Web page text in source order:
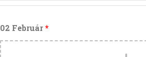
02 Február